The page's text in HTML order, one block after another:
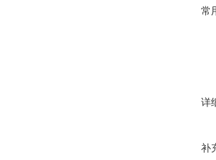
常
详
补